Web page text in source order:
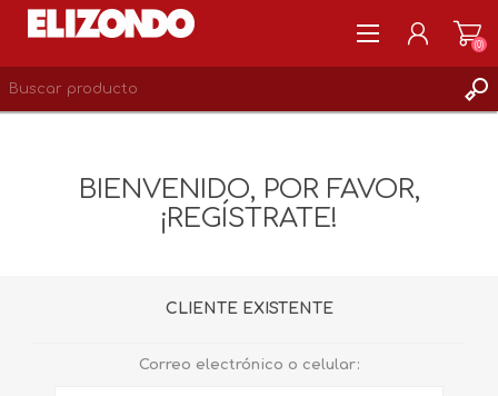
LISTA DE DESEOS 0
(0)
BIENVENIDO, POR FAVOR,
¡REGÍSTRATE!
CLIENTE EXISTENTE
Correo electrónico o celular: